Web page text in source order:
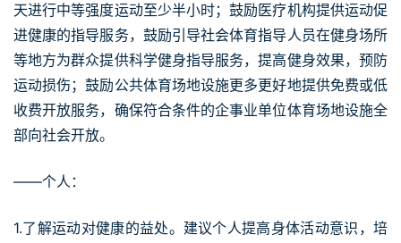
天进行中等强度运动至少半小时；鼓励医疗机构提供运动促
进健康的指导服务，鼓励引导社会体育指导人员在健身场所
等地方为群众提供科学健身指导服务，提高健身效果，预防
运动损伤；鼓励公共体育场地设施更多更好地提供免费或低
收费开放服务，确保符合条件的企事业单位体育场地设施全
部向社会开放。
——个人：
1.了解运动对健康的益处。建议个人提高身体活动意识，培